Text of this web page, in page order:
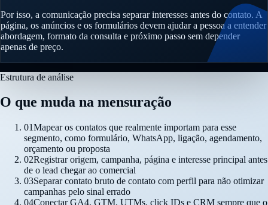
Por isso, a comunicação precisa separar interesses antes do contato. A
página, os anúncios e os formulários devem ajudar a pessoa a entender
abordagem, formato da consulta e próximo passo sem depender
apenas de preço.
Estrutura de análise
O que muda na mensuração
01Mapear os contatos que realmente importam para esse
segmento, como formulário, WhatsApp, ligação, agendamento,
orçamento ou proposta
02Registrar origem, campanha, página e interesse principal antes
de o lead chegar ao comercial
03Separar contato bruto de contato com perfil para não otimizar
campanhas pelo sinal errado
04Conectar GA4, GTM, UTMs, click IDs e CRM sempre que o